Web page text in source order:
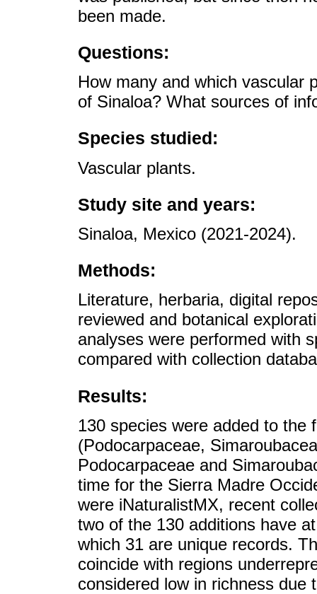
been made.
Questions:
How many and which vascular
of Sinaloa? What sources of
Species studied:
Vascular plants.
Study site and years:
Sinaloa, Mexico (2021-2024).
Methods:
Literature, herbaria, digital
reviewed and botanical
analyses were performed with
compared with collection
Results:
130 species were added to the
(Podocarpaceae,
Podocarpaceae and
time for the Sierra Madre
were iNaturalistMX, recent
two of the 130 additions have
which 31 are unique records.
coincide with regions
considered low in richness due